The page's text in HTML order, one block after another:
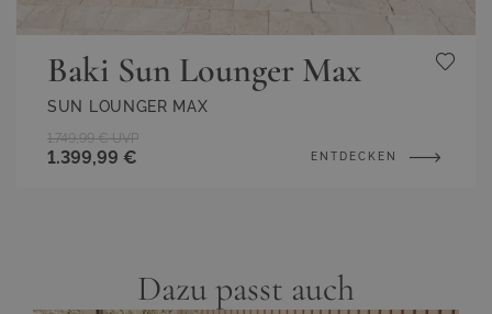
Baki Sun Lounger Max
SUN LOUNGER MAX
1.399,99 €
1.749,99 € UVP
ENTDECKEN
Dazu passt auch